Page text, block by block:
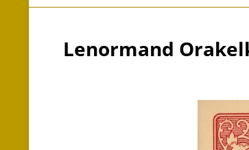
Lenormand